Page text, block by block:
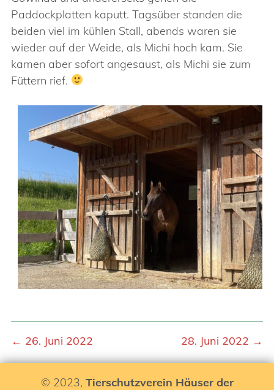
Paddockplatten kaputt. Tagsüber standen die
beiden viel im kühlen Stall, abends waren sie
wieder auf der Weide, als Michi hoch kam. Sie
kamen aber sofort angesaust, als Michi sie zum
Füttern rief.
← 26. Juni 2022 28. Juni 2022 →
© 2023, Tierschutzverein Häuser der